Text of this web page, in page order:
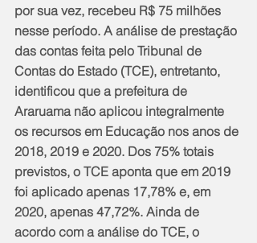
por sua vez, recebeu R$ 75 milhões
nesse período. A análise de prestação
das contas feita pelo Tribunal de
Contas do Estado (TCE), entretanto,
identificou que a prefeitura de
Araruama não aplicou integralmente
os recursos em Educação nos anos de
2018, 2019 e 2020. Dos 75% totais
previstos, o TCE aponta que em 2019
foi aplicado apenas 17,78% e, em
2020, apenas 47,72%. Ainda de
acordo com a análise do TCE, o